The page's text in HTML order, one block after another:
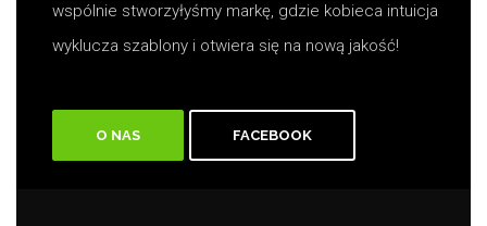
wspólnie stworzyłyśmy markę, gdzie kobieca intuicja
wyklucza szablony i otwiera się na nową jakość!
O NAS FACEBOOK